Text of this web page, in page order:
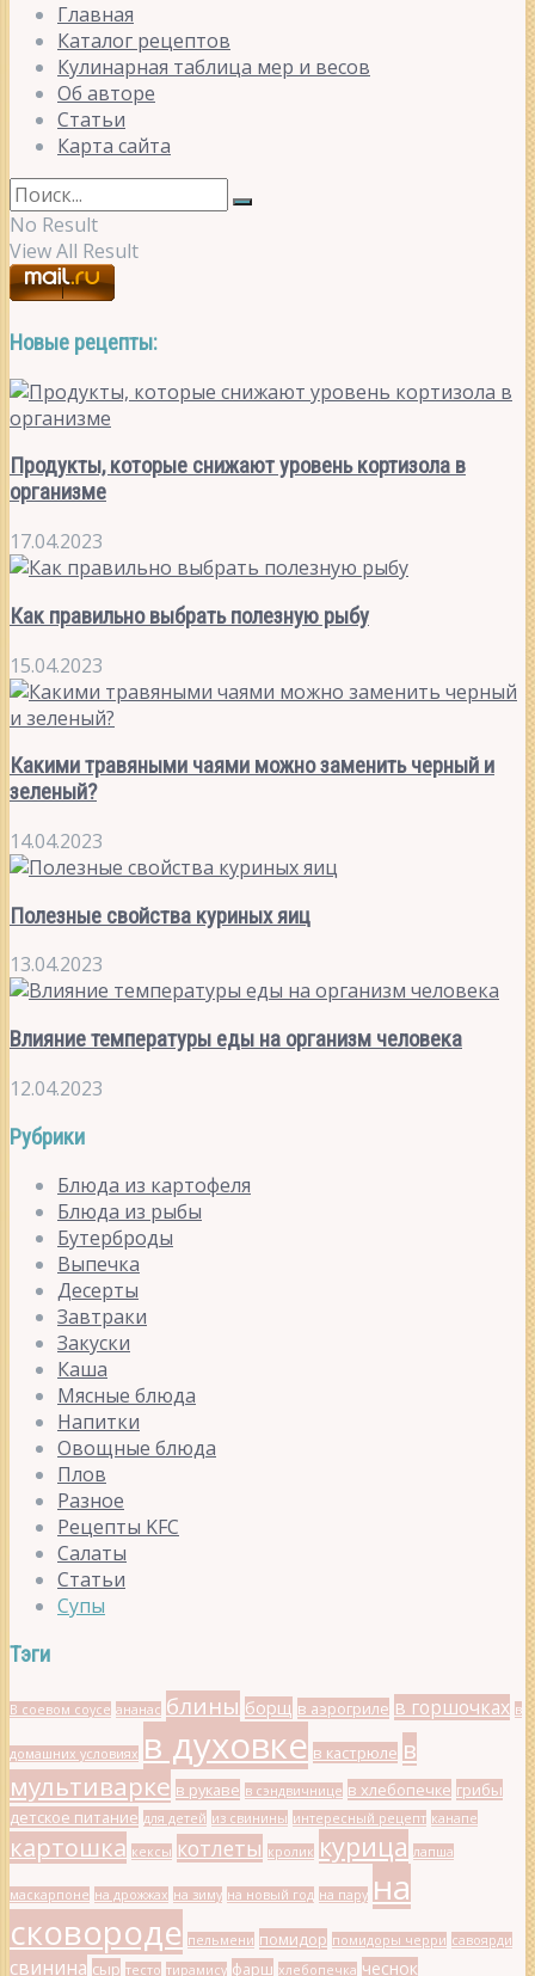
Главная
Каталог рецептов
Кулинарная таблица мер и весов
Об авторе
Статьи
Карта сайта
No Result
View All Result
Новые рецепты:
Продукты, которые снижают уровень кортизола в
организме
17.04.2023
Как правильно выбрать полезную рыбу
15.04.2023
Какими травяными чаями можно заменить черный и
зеленый?
14.04.2023
Полезные свойства куриных яиц
13.04.2023
Влияние температуры еды на организм человека
12.04.2023
Рубрики
Блюда из картофеля
Блюда из рыбы
Бутерброды
Выпечка
Десерты
Завтраки
Закуски
Каша
Мясные блюда
Напитки
Овощные блюда
Плов
Разное
Рецепты KFC
Салаты
Статьи
Супы
Тэги
В соевом соусе ананас блины борщ в аэрогриле в горшочках в
домашних условиях в духовке в кастрюле в
мультиварке в рукаве в сэндвичнице в хлебопечке грибы
детское питание для детей из свинины интересный рецепт канапе
картошка кексы котлеты кролик курица лапша
маскарпоне на дрожжах на зиму на новый год на пару на
сковороде пельмени помидор помидоры черри савоярди
свинина сыр тесто тирамису фарш хлебопечка чеснок